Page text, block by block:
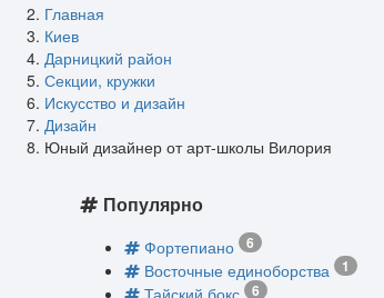
Главная
Киев
Дарницкий район
Секции, кружки
Искусство и дизайн
Дизайн
Юный дизайнер от арт-школы Вилория
Популярно
Фортепиано 6
Восточные единоборства 1
6